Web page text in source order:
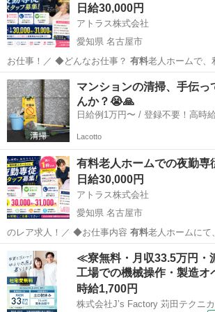
日給30,000円
アトラス株式会社
愛知県 名古屋市
お仕事！／ ◆どんなお仕事？ 有料老人ホームで、
見守り…
愛知 名古屋市 給料
マンションの清掃、手伝っ
んか？😭🙏
日給例1万円〜 / 登録不要
Lacotto
有料老人ホームでの夜勤専
日給30,000円
アトラス株式会社
愛知県 名古屋市
のレア求人！／ ◆お仕事内容 有料老人ホームにて
助をお…
愛知 名古屋市 介護 スタッフ
≪寮無料・月収33.5万円・
工場での機械操作・製造
時給1,700円
株式会社J’s Factory 苅田テクニ